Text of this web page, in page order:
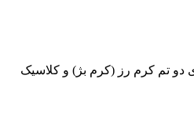
تم کرم رز (کرم بژ) و کلاسیک